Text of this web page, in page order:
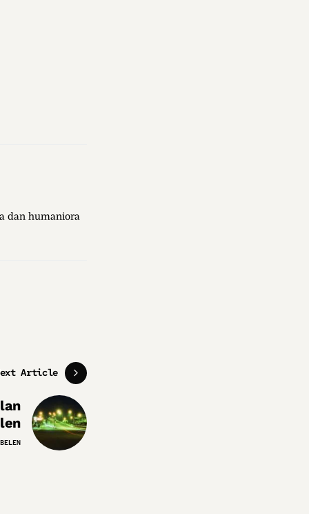
dan humaniora
Article